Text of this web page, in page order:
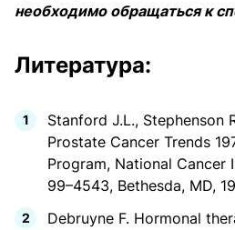
необходимо обращаться к
Литература:
Stanford J.L., Stephenson
Prostate Cancer Trends
Program, National Cancer
99–4543, Bethesda, MD,
Debruyne F. Hormonal